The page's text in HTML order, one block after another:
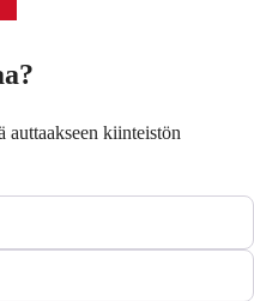
auttaakseen kiinteistön